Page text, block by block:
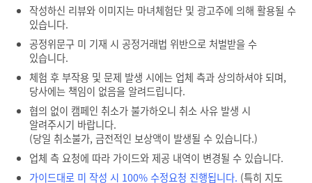
작성하신 리뷰와 이미지는 마녀체험단 및 광고주에 의해 활용될 수
있습니다.
공정위문구 미 기재 시 공정거래법 위반으로 처벌받을 수
있습니다.
체험 후 부작용 및 문제 발생 시에는 업체 측과 상의하셔야 되며,
당사에는 책임이 없음을 알려드립니다.
협의 없이 캠페인 취소가 불가하오니 취소 사유 발생 시
알려주시기 바랍니다.
(당일 취소불가, 금전적인 보상액이 발생될 수 있습니다.)
업체 측 요청에 따라 가이드와 제공 내역이 변경될 수 있습니다.
가이드대로 미 작성 시 100% 수정요청 진행됩니다. (특히 지도